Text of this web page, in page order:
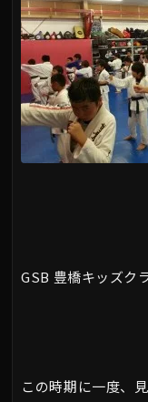
GSB 豊橋キッズク
この時期に一度、